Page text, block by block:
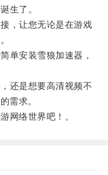
生了。
，让您无论是在游戏
安装雪狼加速器，
还是想要高清视频不
需求。
络世界吧！。